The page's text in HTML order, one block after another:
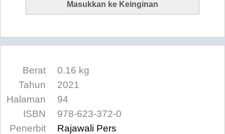
Berat
0.16 kg
Tahun
2021
Halaman
94
ISBN
978-623-372-0
Penerbit
Rajawali Pers